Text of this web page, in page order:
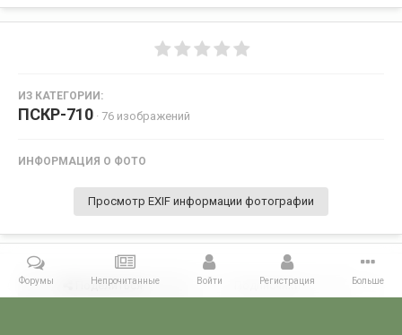
ИЗ КАТЕГОРИИ:
ПСКР-710 · 76 изображений
ИНФОРМАЦИЯ О ФОТО
Просмотр EXIF информации фотографии
Поделиться Подписчики 0
Форумы Непрочитанные Войти Регистрация Больше